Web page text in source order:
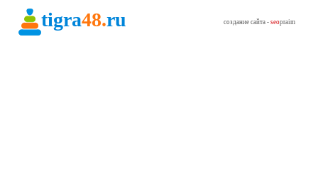
tigra48.ru создание сайта - seopraim